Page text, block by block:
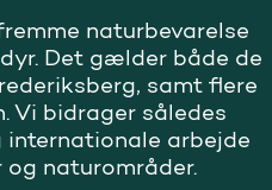
naturbevarelse
Det gælder både de
samt flere
Vi bidrager således
arbejde
naturområder.